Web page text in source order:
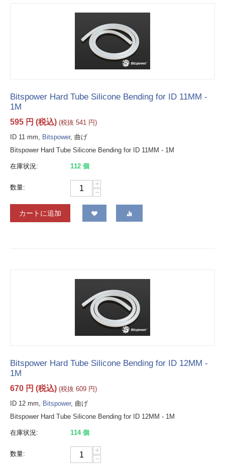
Bitspower Hard Tube Silicone Bending for ID 11MM -
1M
595 円 (税込) (税抜 541 円)
ID 11 mm, Bitspower, 曲げ
Bitspower Hard Tube Silicone Bending for ID 11MM - 1M
在庫状況: 112 個
数量:
+
−
カートに追加
Bitspower Hard Tube Silicone Bending for ID 12MM -
1M
670 円 (税込) (税抜 609 円)
ID 12 mm, Bitspower, 曲げ
Bitspower Hard Tube Silicone Bending for ID 12MM - 1M
在庫状況: 114 個
数量:
+
−